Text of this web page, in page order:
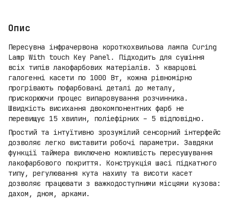
Опис
Пересувна інфрачервона короткохвильова лампа Curing
Lamp With touch Key Panel. Підходить для сушіння
всіх типів лакофарбових матеріалів. 3 кварцові
галогенні касети по 1000 Вт, кожна рівномірно
прогрівають пофарбовані деталі до металу,
прискорюючи процес випаровування розчинника.
Швидкість висихання двокомпонентних фарб не
перевищує 15 хвилин, поліефірних – 5 відповідно.
Простий та інтуїтивно зрозумілий сенсорний інтерфейс
дозволяє легко виставити робочі параметри. Завдяки
функції таймера виключено можливість пересушування
лакофарбового покриття. Конструкція шасі підкатного
типу, регулювання кута нахилу та висоти касет
дозволяє працювати з важкодоступними місцями кузова:
дахом, дном, арками.